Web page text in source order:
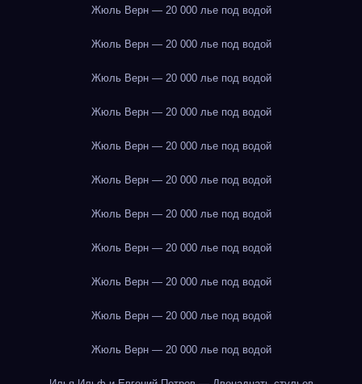
Жюль Верн — 20 000 лье под водой
Жюль Верн — 20 000 лье под водой
Жюль Верн — 20 000 лье под водой
Жюль Верн — 20 000 лье под водой
Жюль Верн — 20 000 лье под водой
Жюль Верн — 20 000 лье под водой
Жюль Верн — 20 000 лье под водой
Жюль Верн — 20 000 лье под водой
Жюль Верн — 20 000 лье под водой
Жюль Верн — 20 000 лье под водой
Жюль Верн — 20 000 лье под водой